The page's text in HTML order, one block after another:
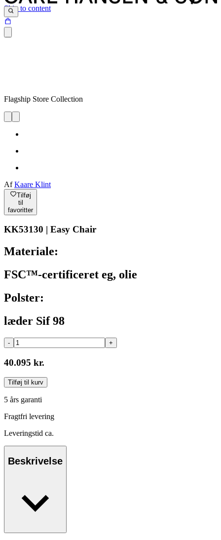
Skip to content
Flagship Store Collection
AfKaare Klint
Tilføj
til
favoritter
KK53130 | Easy Chair
Materiale:
FSC™-certificeret eg, olie
Polster:
læder Sif 98
- +
40.095 kr.
Tilføj til kurv
5 års garanti
Fragtfri levering
Leveringstid ca.
Beskrivelse